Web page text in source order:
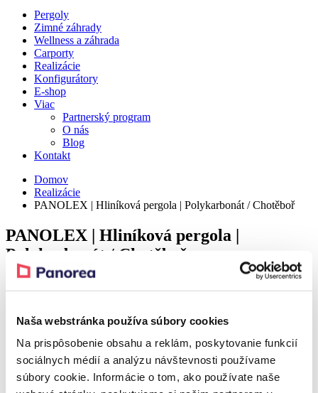
Naša webstránka používa súbory cookies
Na prispôsobenie obsahu a reklám, poskytovanie funkcií
sociálnych médií a analýzu návštevnosti používame
súbory cookie. Informácie o tom, ako používate naše
Pergoly
Zimné záhrady
Wellness a záhrada
Carporty
Realizácie
Konfigurátory
E-shop
Viac
Partnerský program
O nás
Blog
Kontakt
Domov
Realizácie
PANOLEX | Hliníková pergola | Polykarbonát / Chotěboř
PANOLEX | Hliníková pergola |
Polykarbonát / Chotěboř
Detail
Realization – Chotěboř
Realization – Chotěboř